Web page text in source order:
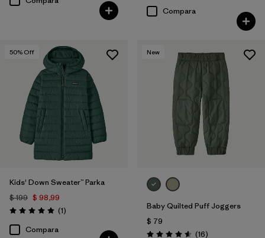
Compara
50% Off
Kids' Down Sweater™ Parka
$ 199 $ 98,99
Valoración: 5.0 / 5
(1Comentarios
)
Compara
New
Baby Quilted Puff Joggers
$ 79
(16Comentarios
)